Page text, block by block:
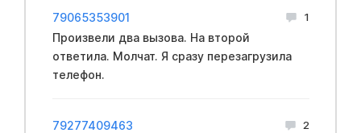
79065353901 1
Произвели два вызова. На второй
ответила. Молчат. Я сразу перезагрузила
телефон.
79277409463 2